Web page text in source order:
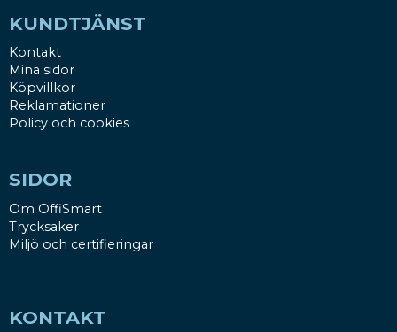
KUNDTJÄNST
Kontakt
Mina sidor
Köpvillkor
Reklamationer
Policy och cookies
SIDOR
Om OffiSmart
Trycksaker
Miljö och certifieringar
KONTAKT